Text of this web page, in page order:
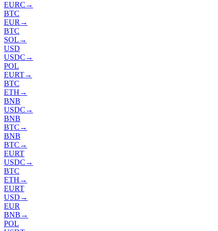
EURC →
BTC
EUR →
BTC
SOL →
USD
USDC →
POL
EURT→
BTC
ETH →
BNB
USDC →
BNB
BTC →
BNB
BTC →
EURT
USDC →
BTC
ETH →
EURT
USD →
EUR
BNB →
POL